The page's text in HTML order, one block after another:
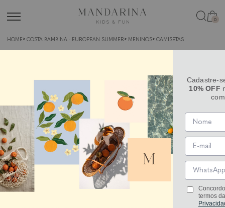
0
HOME COSTA BAMBINA - EUROPEAN SUMMER MENINOS CAMISETAS
Cadastre-
10% OFF
termos